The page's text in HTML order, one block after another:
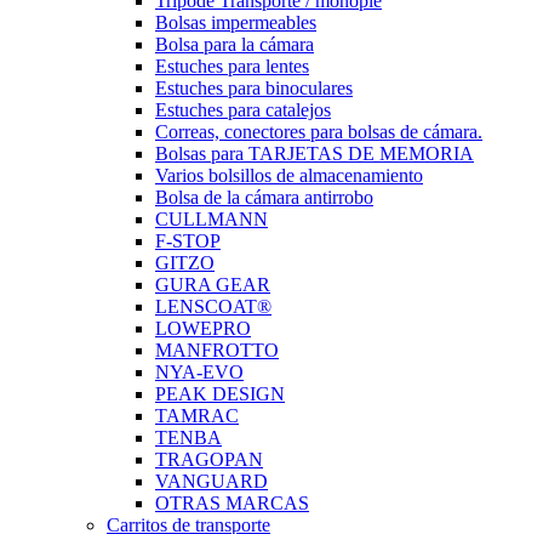
Bolsas impermeables
Bolsa para la cámara
Estuches para lentes
Estuches para binoculares
Estuches para catalejos
Correas, conectores para bolsas de cámara.
Bolsas para TARJETAS DE MEMORIA
Varios bolsillos de almacenamiento
Bolsa de la cámara antirrobo
CULLMANN
F-STOP
GITZO
GURA GEAR
LENSCOAT®
LOWEPRO
MANFROTTO
NYA-EVO
PEAK DESIGN
TAMRAC
TENBA
TRAGOPAN
VANGUARD
OTRAS MARCAS
Carritos de transporte